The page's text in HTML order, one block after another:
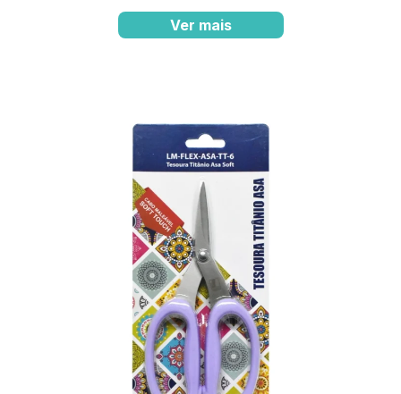
Ver mais